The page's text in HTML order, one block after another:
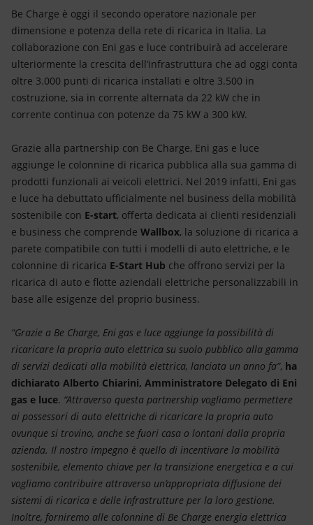
Be Charge è oggi il secondo operatore nazionale per
dimensione e potenza della rete di ricarica in Italia. La
collaborazione con Eni gas e luce contribuirà ad accelerare
ulteriormente la crescita dell’infrastruttura che ad oggi conta
oltre 3.000 punti di ricarica installati e oltre 3.500 in
costruzione, sia in corrente alternata da 22 kW che in
corrente continua con potenze da 75 kW a 300 kW.
Grazie alla partnership con Be Charge, Eni gas e luce
aggiunge le colonnine di ricarica pubblica alla sua gamma di
prodotti funzionali ai veicoli elettrici. Nel 2019 infatti, Eni gas
e luce ha debuttato ufficialmente nel business della mobilità
sostenibile con E-start, offerta dedicata ai clienti residenziali
e business che comprende Wallbox, la soluzione di ricarica a
parete compatibile con tutti i modelli di auto elettriche, e le
colonnine di ricarica E-Start Hub che offrono servizi per la
ricarica di auto e flotte aziendali elettriche personalizzabili in
base alle esigenze del proprio business.
“Grazie a Be Charge, Eni gas e luce aggiunge la possibilità di
ricaricare la propria auto elettrica su suolo pubblico alla gamma
di servizi dedicati alla mobilità elettrica, lanciata un anno fa”, ha
dichiarato Alberto Chiarini, Amministratore Delegato di Eni
gas e luce. “Attraverso questa partnership vogliamo permettere
ai possessori di auto elettriche di ricaricare la propria auto
ovunque si trovino, anche se fuori casa o lontani dalla propria
azienda. Il nostro impegno è quello di incentivare la mobilità
sostenibile, elemento chiave per la transizione energetica e a cui
vogliamo contribuire attraverso un’appropriata diffusione dei
sistemi di ricarica e delle infrastrutture per la loro gestione.
Inoltre, forniremo alle colonnine di Be Charge energia elettrica